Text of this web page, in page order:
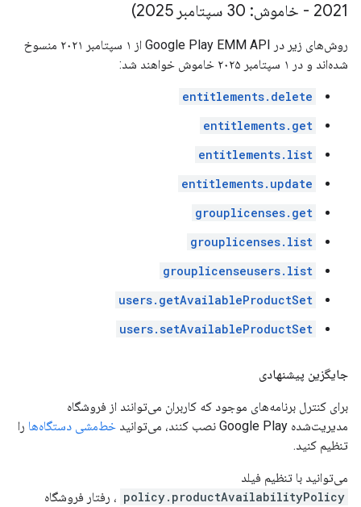
2021 - خاموش: 30 سپتامبر 2025)
روش‌های زیر در Google Play EMM API از ۱ سپتامبر ۲۰۲۱ منسوخ
شده‌اند و در ۱ سپتامبر ۲۰۲۵ خاموش خواهند شد:
entitlements.delete
entitlements.get
entitlements.list
entitlements.update
grouplicenses.get
grouplicenses.list
grouplicenseusers.list
users.getAvailableProductSet
users.setAvailableProductSet
جایگزین پیشنهادی
برای کنترل برنامه‌های موجود که کاربران می‌توانند از فروشگاه
مدیریت‌شده Google Play نصب کنند، می‌توانید
خط‌مشی دستگاه‌ها را
تنظیم کنید.
می‌توانید با تنظیم فیلد
policy.productAvailabilityPolicy ، رفتار فروشگاه